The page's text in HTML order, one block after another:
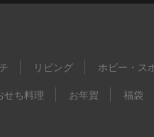
リビング ホビー・ス
せち料理 お年賀 福袋